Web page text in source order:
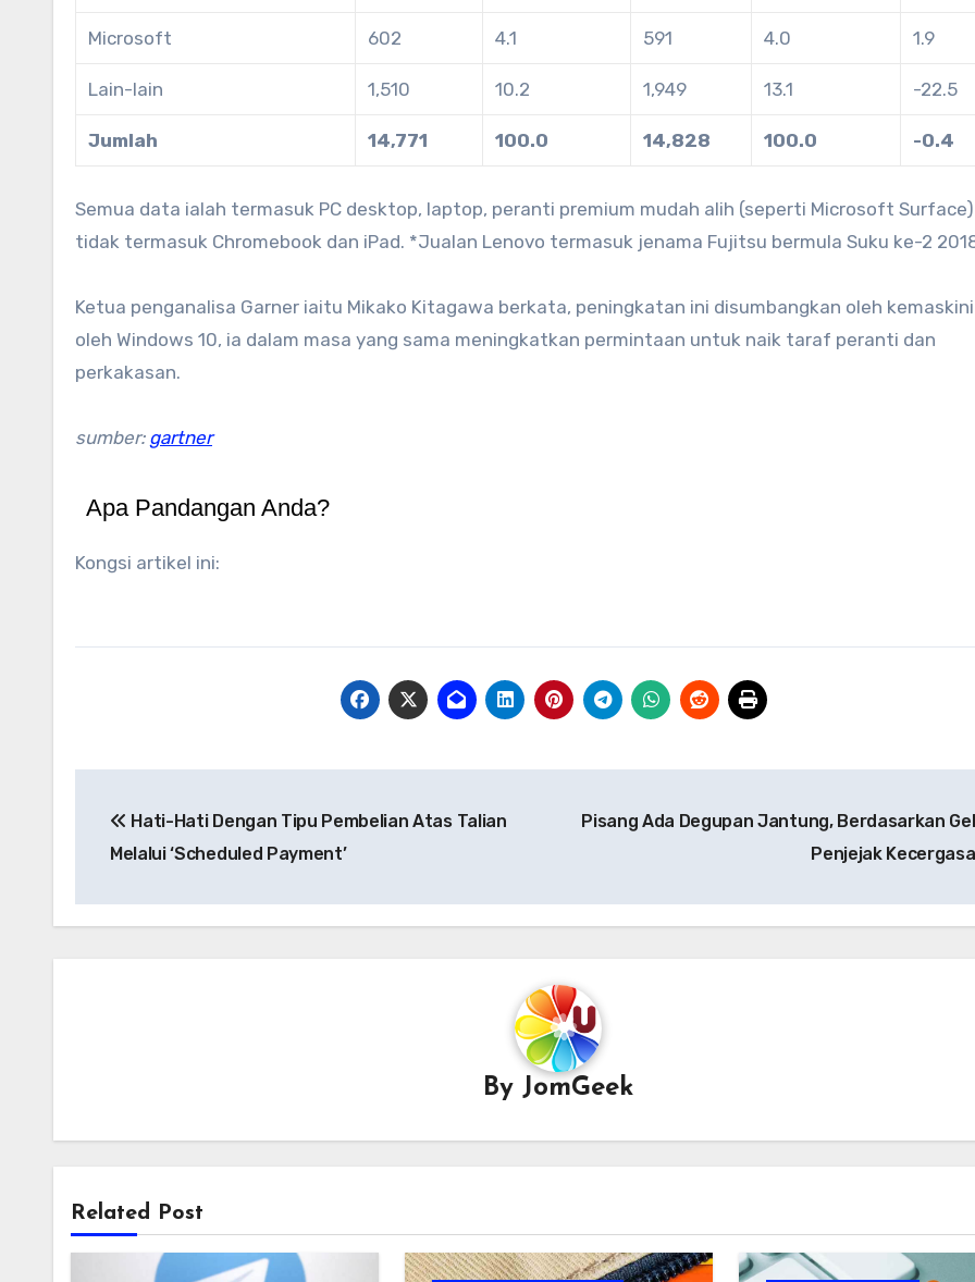
Microsoft 602 4.1 591 4.0 1.9
Lain-lain 1,510 10.2 1,949 13.1 -22.5
Jumlah 14,771 100.0 14,828 100.0 -0.4
Semua data ialah termasuk PC desktop, laptop, peranti premium mudah alih (seperti Microsoft
tidak termasuk Chromebook dan iPad. *Jualan Lenovo termasuk jenama Fujitsu bermula Suku ke-2
Ketua penganalisa Garner iaitu Mikako Kitagawa berkata, peningkatan ini disumbangkan oleh
oleh Windows 10, ia dalam masa yang sama meningkatkan permintaan untuk naik taraf peranti dan
perkakasan.
sumber: gartner
Apa Pandangan Anda?
Kongsi artikel ini:
kiriman
Hati-Hati Dengan Tipu Pembelian Atas Talian
Melalui ‘Scheduled Payment’
Pisang Ada Degupan Jantung, Berdasarkan
Penjejak
ByJomGeek
Related Post